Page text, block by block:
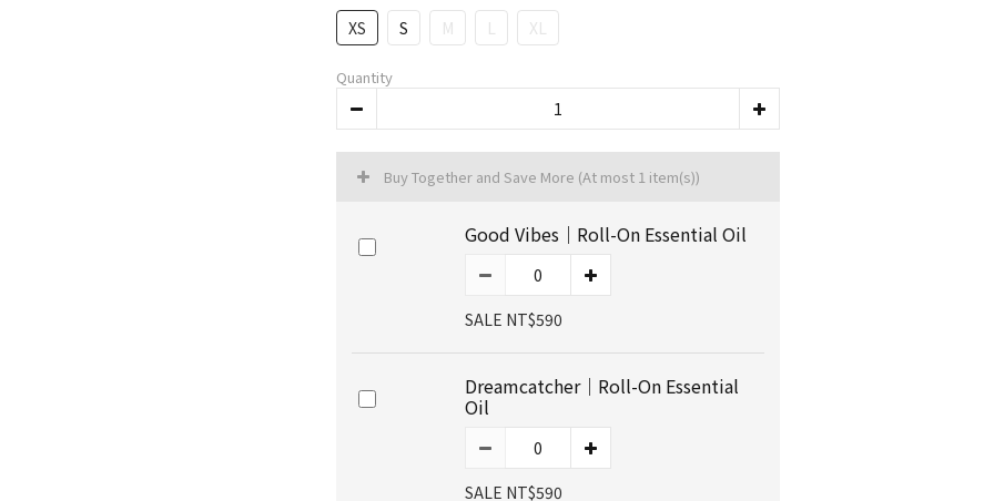
XS S M L XL
Quantity
Buy Together and Save More (At most 1 item(s))
Good Vibes｜Roll-On Essential Oil
SALE NT$590
Dreamcatcher｜Roll-On Essential
Oil
SALE NT$590